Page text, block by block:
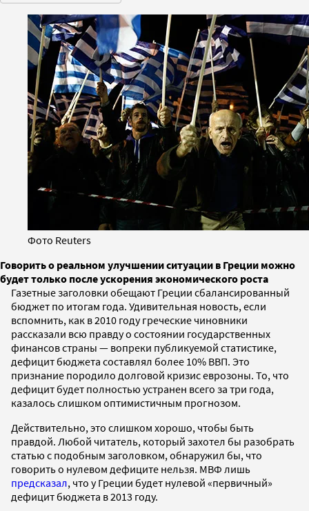
Фото Reuters
Говорить о реальном улучшении ситуации в Греции можно
будет только после ускорения экономического роста
Газетные заголовки обещают Греции сбалансированный
бюджет по итогам года. Удивительная новость, если
вспомнить, как в 2010 году греческие чиновники
рассказали всю правду о состоянии государственных
финансов страны — вопреки публикуемой статистике,
дефицит бюджета составлял более 10% ВВП. Это
признание породило долговой кризис еврозоны. To, что
дефицит будет полностью устранен всего за три года,
казалось слишком оптимистичным прогнозом.
Действительно, это слишком хорошо, чтобы быть
правдой. Любой читатель, который захотел бы разобрать
статью с подобным заголовком, обнаружил бы, что
говорить о нулевом дефиците нельзя. МВФ лишь
предсказал, что у Греции будет нулевой «первичный»
дефицит бюджета в 2013 году.